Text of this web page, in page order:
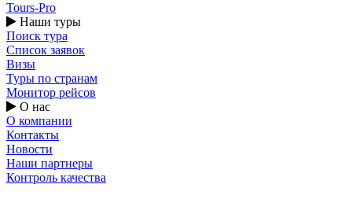
Tours-Pro
Наши туры
Поиск тура
Список заявок
Визы
Туры по странам
Монитор рейсов
О нас
О компании
Контакты
Новости
Наши партнеры
Контроль качества